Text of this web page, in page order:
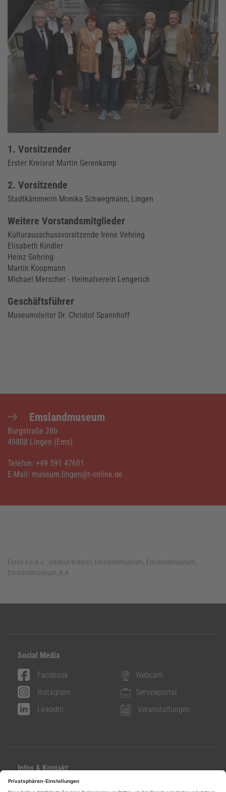
1. Vorsitzender
Erster Kreisrat Martin Gerenkamp
2. Vorsitzende
Stadtkämmerin Monika Schwegmann, Lingen
Weitere Vorstandsmitglieder
Kulturausschussvorsitzende Irene Vehring
Elisabeth Kindler
Heinz Gehring
Martin Koopmann
Michael Merscher - Heimatverein Lengerich
Geschäftsführer
Museumsleiter Dr. Christof Spannhoff
Emslandmuseum
Burgstraße 28b
49808 Lingen (Ems)
Telefon: +49 591 47601
E-Mail: museum.lingen@t-online.de
Fotos v.o.n.u.: Helmut Kramer, Emslandmuseum, Emslandmuseum,
Emslandmuseum, k.A.
Social Media
Facebook
Instagram
LinkedIn
Webcam
Serviceportal
Veranstaltungen
Infos & Kontakt
Kontakt